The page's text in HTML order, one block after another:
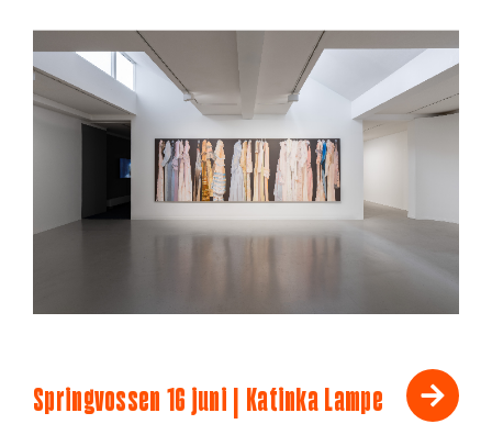
Springvossen 16 juni | Katinka Lampe